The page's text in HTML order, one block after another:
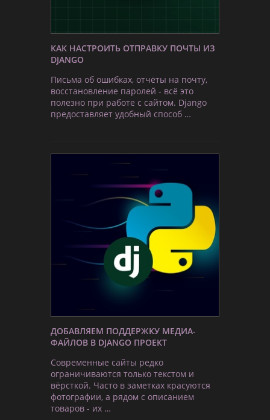
КАК НАСТРОИТЬ ОТПРАВКУ ПОЧТЫ ИЗ
DJANGO
Письма об ошибках, отчёты на почту,
восстановление паролей - всё это
полезно при работе с сайтом. Django
предоставляет удобный способ …
ДОБАВЛЯЕМ ПОДДЕРЖКУ МЕДИА-
ФАЙЛОВ В DJANGO ПРОЕКТ
Современные сайты редко
ограничиваются только текстом и
вёрсткой. Часто в заметках красуются
фотографии, а рядом с описанием
товаров - их …